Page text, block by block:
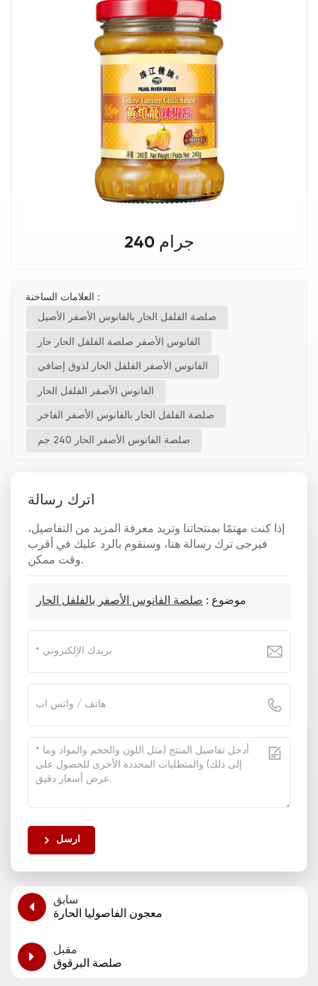
240 جرام
العلامات الساخنة :
صلصة الفلفل الحار بالفانوس الأصفر الأصيل
الفانوس الأصفر صلصة الفلفل الحار حار
الفانوس الأصفر الفلفل الحار لذوق إضافي
الفانوس الأصفر الفلفل الحار
صلصة الفلفل الحار بالفانوس الأصفر الفاخر
صلصة الفانوس الأصفر الحار 240 جم
اترك رسالة
إذا كنت مهتمًا بمنتجاتنا وتريد معرفة المزيد من التفاصيل،
فيرجى ترك رسالة هنا، وسنقوم بالرد عليك في أقرب
وقت ممكن.
موضوع : صلصة الفانوس الأصفر بالفلفل الحار
ارسل
سابق
معجون الفاصوليا الحارة
مقبل
صلصة البرقوق